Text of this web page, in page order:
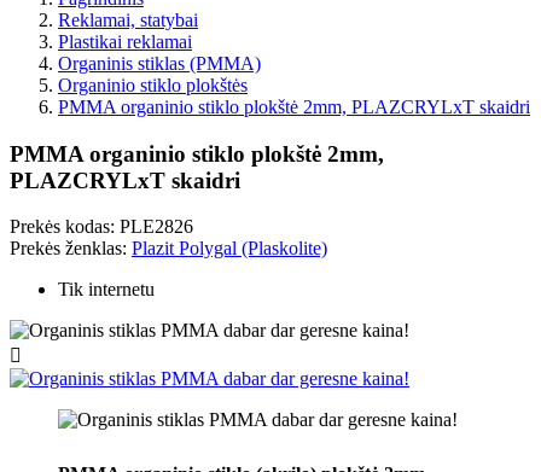
Reklamai, statybai
Plastikai reklamai
Organinis stiklas (PMMA)
Organinio stiklo plokštės
PMMA organinio stiklo plokštė 2mm, PLAZCRYLxT skaidri
PMMA organinio stiklo plokštė 2mm,
PLAZCRYLxT skaidri
Prekės kodas: PLE2826
Prekės ženklas: Plazit Polygal (Plaskolite)
Tik internetu
